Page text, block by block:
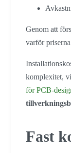
Genom att
varför
komplexitet,
för PCB-
Fast